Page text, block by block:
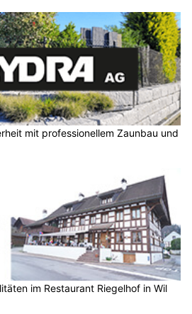
mit professionellem Zaunbau und
im Restaurant Riegelhof in Wil